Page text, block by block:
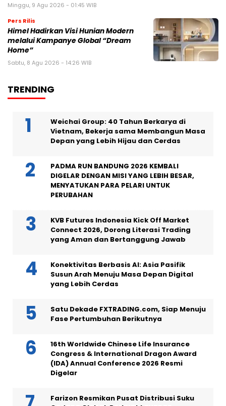
Minggu, 9 Agu 2026 - 01:45 WIB
Pers Rilis
Himel Hadirkan Visi Hunian Modern
melalui Kampanye Global “Dream
Home”
Sabtu, 8 Agu 2026 - 14:26 WIB
TRENDING
Weichai Group: 40 Tahun Berkarya di
Vietnam, Bekerja sama Membangun Masa
Depan yang Lebih Hijau dan Cerdas
PADMA RUN BANDUNG 2026 KEMBALI
DIGELAR DENGAN MISI YANG LEBIH BESAR,
MENYATUKAN PARA PELARI UNTUK
PERUBAHAN
KVB Futures Indonesia Kick Off Market
Connect 2026, Dorong Literasi Trading
yang Aman dan Bertanggung Jawab
Konektivitas Berbasis AI: Asia Pasifik
Susun Arah Menuju Masa Depan Digital
yang Lebih Cerdas
Satu Dekade FXTRADING.com, Siap Menuju
Fase Pertumbuhan Berikutnya
16th Worldwide Chinese Life Insurance
Congress & International Dragon Award
(IDA) Annual Conference 2026 Resmi
Digelar
Farizon Resmikan Pusat Distribusi Suku